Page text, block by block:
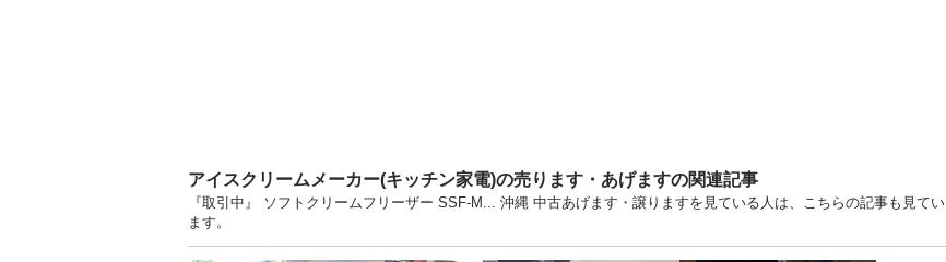
アイスクリームメーカー(キッチン家電)の売ります・あげますの関連記事
『取引中』 ソフトクリームフリーザー SSF-M... 沖縄 中古あげます・譲りますを見ている人は、こちらの記事も見てい
ます。